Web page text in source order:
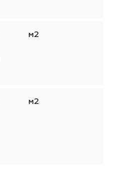
м2
м2